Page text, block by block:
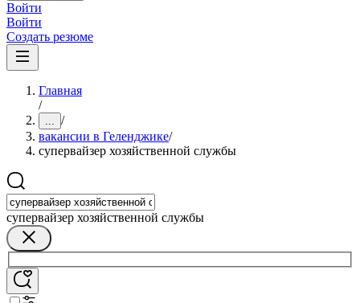
Войти
Войти
Создать резюме
Главная
/
... /
вакансии в Геленджике/
супервайзер хозяйственной службы
супервайзер хозяйственной службы